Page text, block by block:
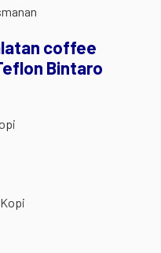
coffee
Bintaro